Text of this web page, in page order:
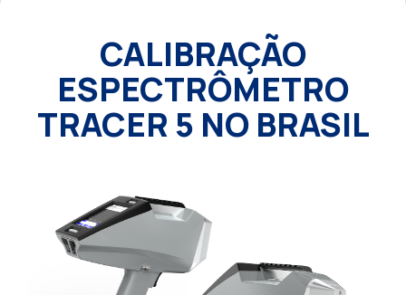
CALIBRAÇÃO
ESPECTRÔMETRO
TRACER 5 NO BRASIL